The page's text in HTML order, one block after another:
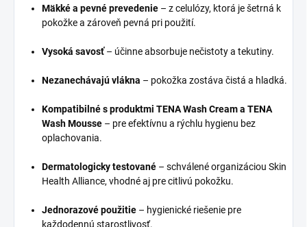
Mäkké a pevné prevedenie – z celulózy, ktorá je šetrná k
pokožke a zároveň pevná pri použití.
Vysoká savosť– účinne absorbuje nečistoty a tekutiny.
Nezanechávajú vlákna – pokožka zostáva čistá a hladká.
Kompatibilné s produktmi TENA Wash Cream a TENA
Wash Mousse – pre efektívnu a rýchlu hygienu bez
oplachovania.
Dermatologicky testované – schválené organizáciou Skin
Health Alliance, vhodné aj pre citlivú pokožku.
Jednorazové použitie – hygienické riešenie pre
každodennú starostlivosť.